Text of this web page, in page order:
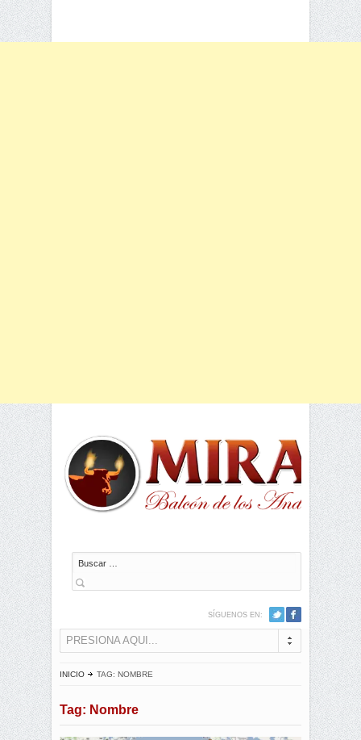
Buscar
SÍGUENOS EN:
PRESIONA AQUI...
INICIO TAG: NOMBRE
Tag: Nombre